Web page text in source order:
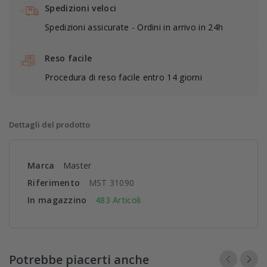
Spedizioni veloci
Spedizioni assicurate - Ordini in arrivo in 24h
Reso facile
Procedura di reso facile entro 14 giorni
Dettagli del prodotto
Marca
Master
Riferimento
MST 31090
In magazzino
483 Articoli
Potrebbe piacerti anche